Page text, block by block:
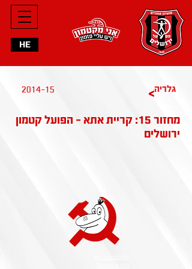
HE
2014-15 >גלריה
מחזור 15: קריית אתא - הפועל קטמון
ירושלים